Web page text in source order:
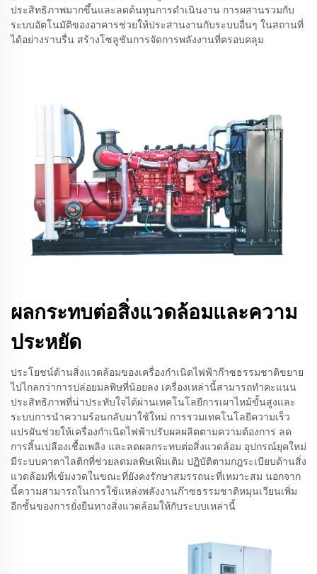
ประสิทธิภาพมากขึ้นและลดต้นทุนการดำเนินงาน การผสานรวมกับ
ระบบอัตโนมัติของอาคารช่วยให้ประสานงานกับระบบอื่นๆ ในสถานที่
ได้อย่างราบรื่น สร้างโซลูชันการจัดการพลังงานที่ครอบคลุม
ผลกระทบต่อสิ่งแวดล้อมและความ
ประหยัด
ประโยชน์ด้านสิ่งแวดล้อมของเครื่องกำเนิดไฟฟ้าก๊าซธรรมชาติขยาย
ไปไกลกว่าการปล่อยมลพิษที่น้อยลง เครื่องเหล่านี้สามารถทำคะแนน
ประสิทธิภาพที่น่าประทับใจได้ผ่านเทคโนโลยีการเผาไหม้ขั้นสูงและ
ระบบการนำความร้อนกลับมาใช้ใหม่ การรวมเทคโนโลยีความเร็ว
แปรผันช่วยให้เครื่องกำเนิดไฟฟ้าปรับผลผลิตตามความต้องการ ลด
การสิ้นเปลืองเชื้อเพลิง และลดผลกระทบต่อสิ่งแวดล้อม อุปกรณ์ยุคใหม่
มีระบบคาตาไลติกที่ช่วยลดมลพิษเพิ่มเติม ปฏิบัติตามกฎระเบียบด้านสิ่ง
แวดล้อมที่เข้มงวดในขณะที่ยังคงรักษาสมรรถนะที่เหมาะสม นอกจาก
นี้ความสามารถในการใช้แหล่งพลังงานก๊าซธรรมชาติหมุนเวียนเพิ่ม
อีกชั้นของการยั่งยืนทางสิ่งแวดล้อมให้กับระบบเหล่านี้